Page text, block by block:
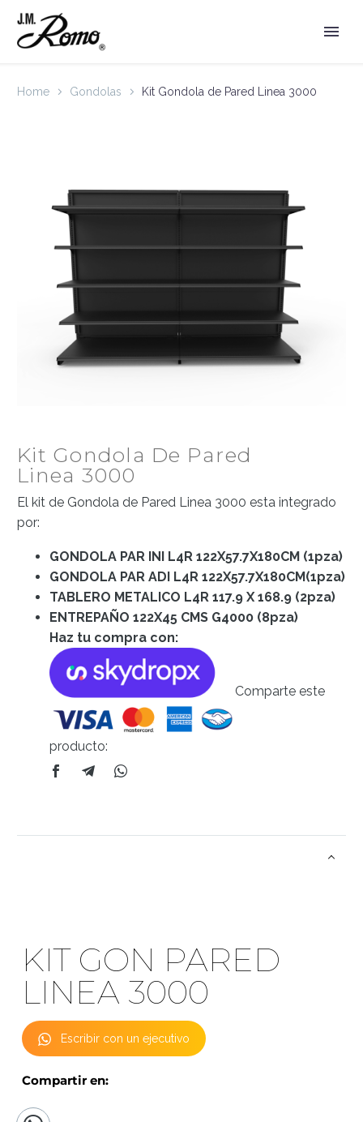
Español
Deutsch
Português
Español
Home Gondolas Kit Gondola de Pared Linea 3000
Kit Gondola De Pared
Linea 3000
El kit de Gondola de Pared Linea 3000 esta integrado
por:
GONDOLA PAR INI L4R 122X57.7X180CM (1pza)
GONDOLA PAR ADI L4R 122X57.7X180CM(1pza)
TABLERO METALICO L4R 117.9 X 168.9 (2pza)
ENTREPAÑO 122X45 CMS G4000 (8pza)
Haz tu compra con:
Comparte este
producto:
KIT GON PARED
LINEA 3000
Escribir con un ejecutivo
Compartir en: